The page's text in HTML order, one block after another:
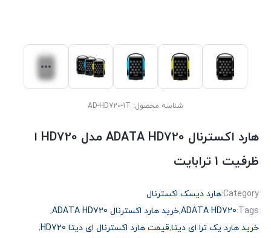
شناسه محصول: AD-HD720-1T
هارد اکسترنال ADATA HD720 مدل HD720 ا
ظرفیت 1 ترابایت
Category:هارد دیسک اکسترنال
Tags:
ADATA HD720
,خرید هارد اکسترنال ADATA HD720
,
خرید هارد یک ترا ای دیتا,قیمت هارد اکسترنال ای دیتا HD720
,